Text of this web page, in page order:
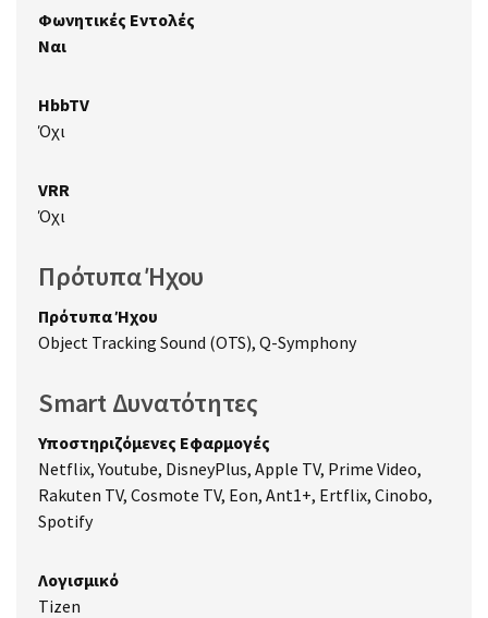
Φωνητικές Εντολές
Ναι
HbbTV
Όχι
VRR
Όχι
Πρότυπα Ήχου
Πρότυπα Ήχου
Object Tracking Sound (OTS), Q-Symphony
Smart Δυνατότητες
Υποστηριζόμενες Εφαρμογές
Netflix, Youtube, DisneyPlus, Apple TV, Prime Video,
Rakuten TV, Cosmote TV, Eon, Ant1+, Ertflix, Cinobo,
Spotify
Λογισμικό
Tizen